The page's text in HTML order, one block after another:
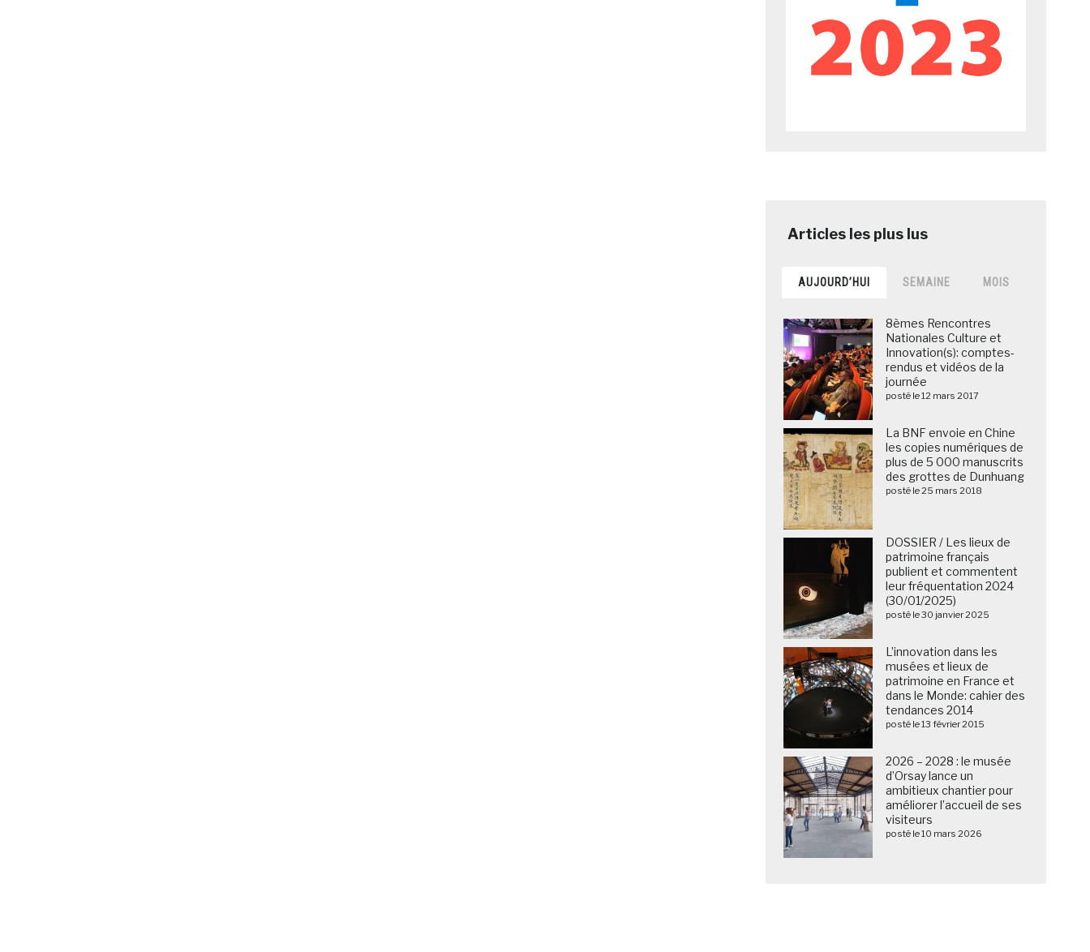
AUJOURD’HUI SEMAINE MOIS
8èmes Rencontres
Nationales Culture et
Innovation(s): comptes-
rendus et vidéos de la
journée
posté le 12 mars 2017
La BNF envoie en Chine
les copies numériques de
plus de 5 000 manuscrits
des grottes de Dunhuang
posté le 25 mars 2018
DOSSIER / Les lieux de
patrimoine français
publient et commentent
leur fréquentation 2024
(30/01/2025)
posté le 30 janvier 2025
L’innovation dans les
musées et lieux de
patrimoine en France et
dans le Monde: cahier des
tendances 2014
posté le 13 février 2015
2026 – 2028 : le musée
d’Orsay lance un
ambitieux chantier pour
améliorer l’accueil de ses
visiteurs
posté le 10 mars 2026